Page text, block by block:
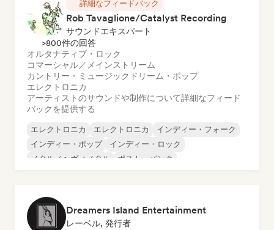
詳細なフィードバック
Rob Tavaglione/Catalyst Recording
サウンドエキスパート
>800件の回答
オルタナティブ・ロック
コマーシャル／メインストリーム
カントリー・ミュージック ドリーム・ポップ
エレクトロニカ
アーティストのサウンドや制作について詳細なフィード
バックを提供する
エレクトロニカ エレクトロニカ
インディー・フォーク
インディー・ポップ
インディー・ロック
メタル／ヘヴィメタル
ポスト・パンク
Dreamers Island Entertainment
レーベル, 発行者